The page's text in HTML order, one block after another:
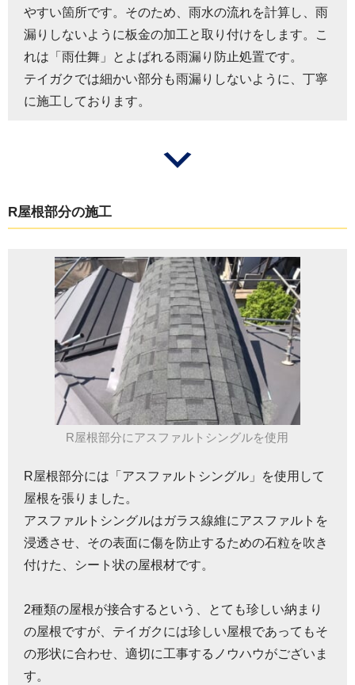
やすい箇所です。そのため、雨水の流れを計算し、雨
漏りしないように板金の加工と取り付けをします。こ
れは「雨仕舞」とよばれる雨漏り防止処置です。
テイガクでは細かい部分も雨漏りしないように、丁寧
に施工しております。
R屋根部分の施工
R屋根部分にアスファルトシングルを使用
R屋根部分には「アスファルトシングル」を使用して
屋根を張りました。
アスファルトシングルはガラス線維にアスファルトを
浸透させ、その表面に傷を防止するための石粒を吹き
付けた、シート状の屋根材です。
2種類の屋根が接合するという、とても珍しい納まり
の屋根ですが、テイガクには珍しい屋根であってもそ
の形状に合わせ、適切に工事するノウハウがございま
す。